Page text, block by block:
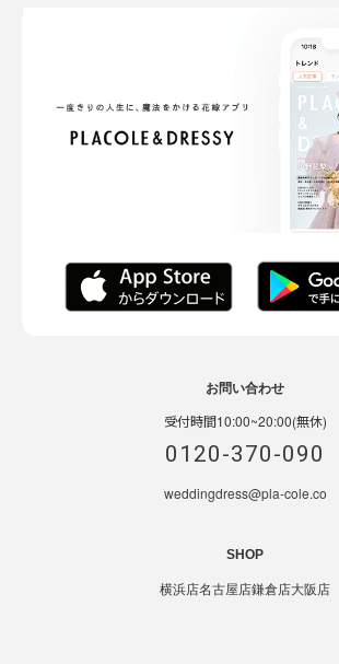
お問い合わせ
受付時間10:00~20:00(無休)
0120-370-090
weddingdress@pla-cole.co
SHOP
横浜店名古屋店鎌倉店大阪店